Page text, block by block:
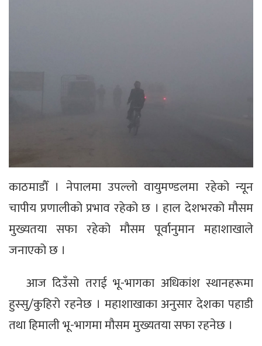
काठमाडौँ । नेपालमा उपल्लो वायुमण्डलमा रहेको न्यून
चापीय प्रणालीको प्रभाव रहेको छ । हाल देशभरको मौसम
मुख्यतया सफा रहेको मौसम पूर्वानुमान महाशाखाले
जनाएको छ ।
आज दिउँसो तराई भू-भागका अधिकांश स्थानहरूमा
हुस्सु/कुहिरो रहनेछ । महाशाखाका अनुसार देशका पहाडी
तथा हिमाली भू-भागमा मौसम मुख्यतया सफा रहनेछ ।